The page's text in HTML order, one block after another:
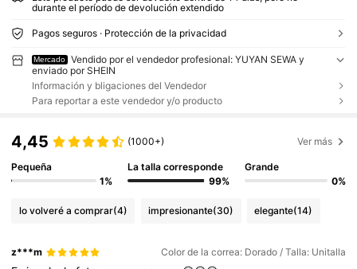
durante el período de devolución extendido
Pagos seguros · Protección de la privacidad
Mercado
Vendido por el vendedor profesional: YUYAN SEWA y
enviado por SHEIN
Información y bligaciones del Vendedor
Para reportar a este vendedor y/o producto
4,45 (1000+) Ver más
Pequeña
1%
La talla corresponde
99%
Grande
0%
lo volveré a comprar(4) impresionante(30) elegante(14)
z***m Color de la correa: Dorado / Talla: Unitalla